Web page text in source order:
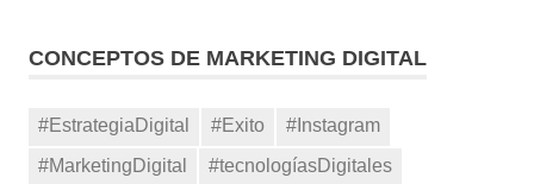
CONCEPTOS DE MARKETING DIGITAL
#EstrategiaDigital #Exito
#Instagram
#MarketingDigital
#tecnologíasDigitales